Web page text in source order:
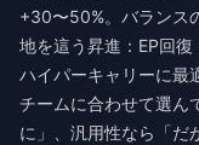
+30〜50%。バランス
地を這う昇進：EP回
ハイパーキャリーに最
チームに合わせて選ん
に」、汎用性なら「だ